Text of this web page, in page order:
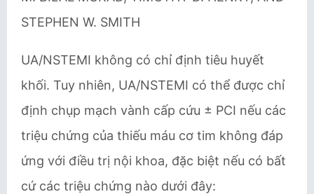
STEPHEN W. SMITH
UA/NSTEMI không có chỉ định tiêu huyết
khối. Tuy nhiên, UA/NSTEMI có thể được chỉ
định chụp mạch vành cấp cứu ± PCI nếu các
triệu chứng của thiếu máu cơ tim không đáp
ứng với điều trị nội khoa, đặc biệt nếu có bất
cứ các triệu chứng nào dưới đây: